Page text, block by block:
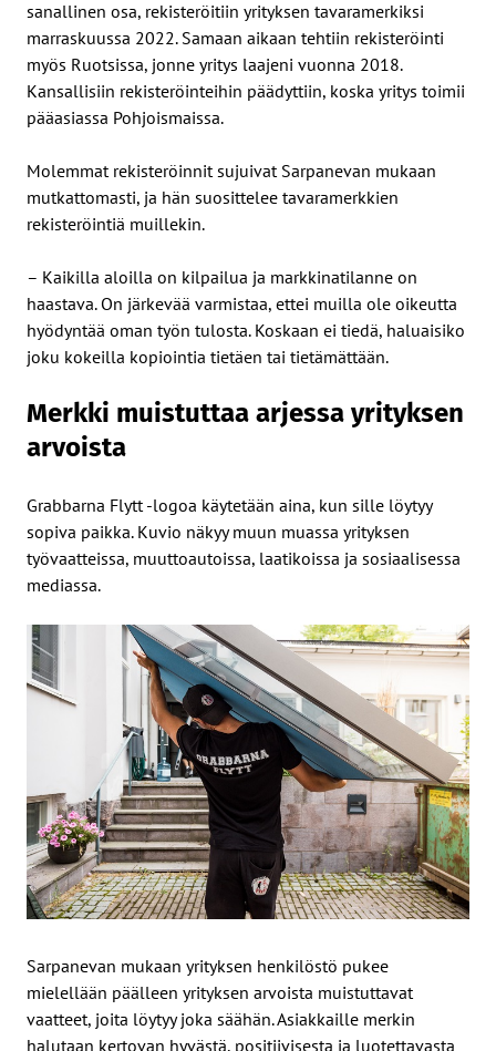
sanallinen osa, rekisteröitiin yrityksen tavaramerkiksi
marraskuussa 2022. Samaan aikaan tehtiin rekisteröinti
myös Ruotsissa, jonne yritys laajeni vuonna 2018.
Kansallisiin rekisteröinteihin päädyttiin, koska yritys toimii
pääasiassa Pohjoismaissa.
Molemmat rekisteröinnit sujuivat Sarpanevan mukaan
mutkattomasti, ja hän suosittelee tavaramerkkien
rekisteröintiä muillekin.
– Kaikilla aloilla on kilpailua ja markkinatilanne on
haastava. On järkevää varmistaa, ettei muilla ole oikeutta
hyödyntää oman työn tulosta. Koskaan ei tiedä, haluaisiko
joku kokeilla kopiointia tietäen tai tietämättään.
Merkki muistuttaa arjessa yrityksen
arvoista
Grabbarna Flytt -logoa käytetään aina, kun sille löytyy
sopiva paikka. Kuvio näkyy muun muassa yrityksen
työvaatteissa, muuttoautoissa, laatikoissa ja sosiaalisessa
mediassa.
Sarpanevan mukaan yrityksen henkilöstö pukee
mielellään päälleen yrityksen arvoista muistuttavat
vaatteet, joita löytyy joka säähän. Asiakkaille merkin
halutaan kertovan hyvästä, positiivisesta ja luotettavasta